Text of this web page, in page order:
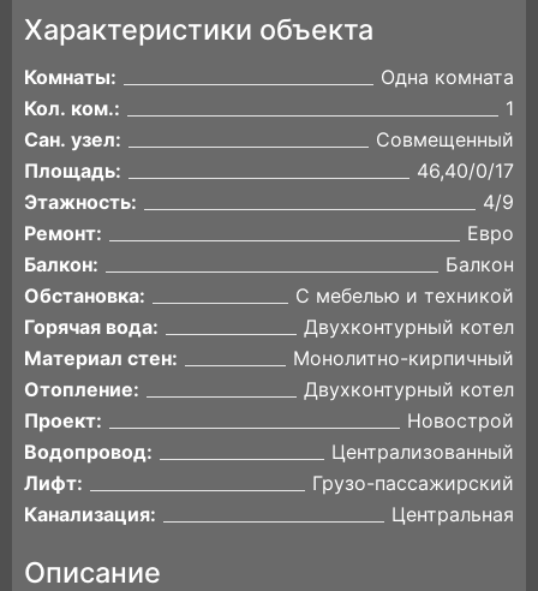
Характеристики объекта
Комнаты:
Одна комната
Кол. ком.:
1
Сан. узел:
Совмещенный
Площадь:
46,40/0/17
Этажность:
4/9
Ремонт:
Евро
Балкон:
Балкон
Обстановка:
С мебелью и техникой
Горячая вода:
Двухконтурный котел
Материал стен:
Монолитно-кирпичный
Отопление:
Двухконтурный котел
Проект:
Новострой
Водопровод:
Централизованный
Лифт:
Грузо-пассажирский
Канализация:
Центральная
Описание